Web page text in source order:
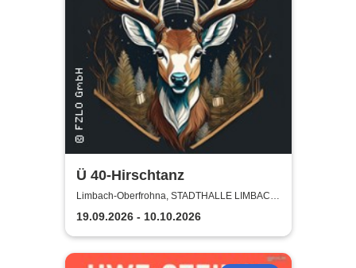
Ü 40-Hirschtanz
Limbach-Oberfrohna, STADTHALLE LIMBACH-
OBERFROHNA
19.09.2026 - 10.10.2026